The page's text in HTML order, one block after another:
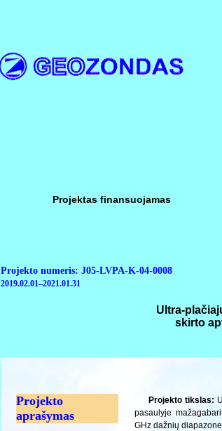
Projektas finansuojamas
Projekto numeris: J05-LVPA-K-04-0008
2019.02.01–2021.01.31
Ultra-
skirto
Projekto
aprašymas
Projekto tikslas:
pasaulyje
GHz dažnių